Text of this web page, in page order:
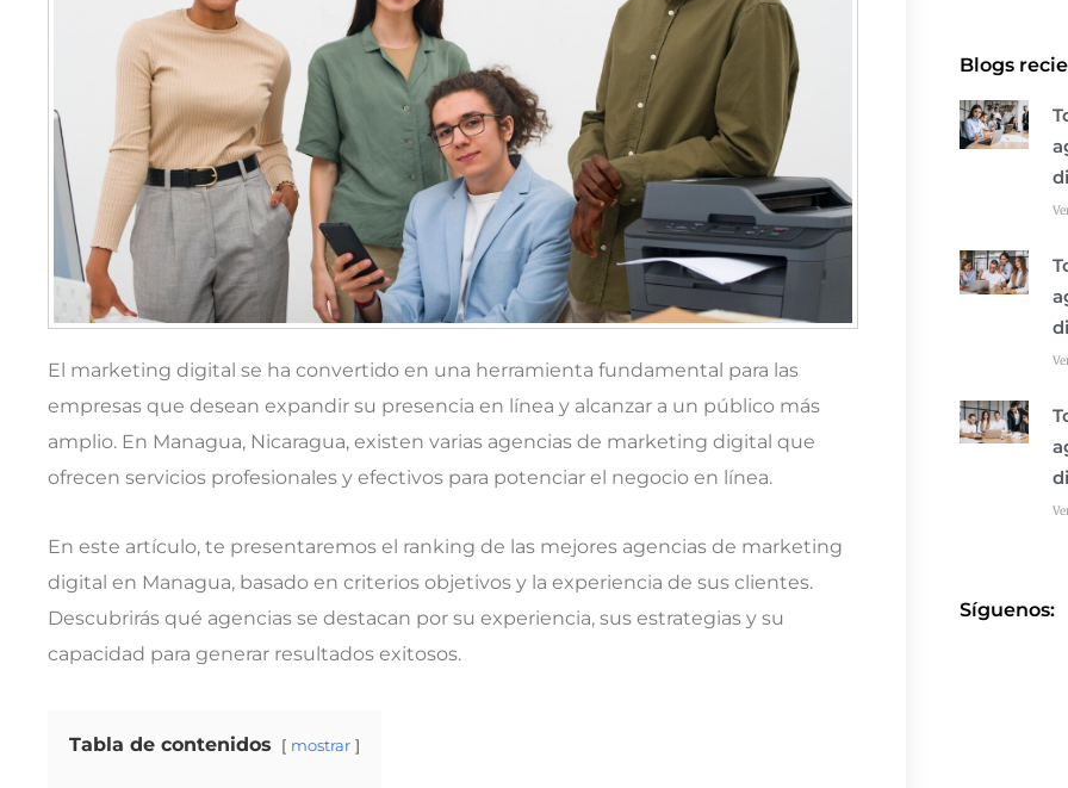
El marketing digital se ha convertido en una herramienta fundamental para las
empresas que desean expandir su presencia en línea y alcanzar a un público más
amplio. En Managua, Nicaragua, existen varias agencias de marketing digital que
ofrecen servicios profesionales y efectivos para potenciar el negocio en línea.
En este artículo, te presentaremos el ranking de las mejores agencias de marketing
digital en Managua, basado en criterios objetivos y la experiencia de sus clientes.
Descubrirás qué agencias se destacan por su experiencia, sus estrategias y su
capacidad para generar resultados exitosos.
Tabla de contenidos mostrar
Blogs
Síguenos: